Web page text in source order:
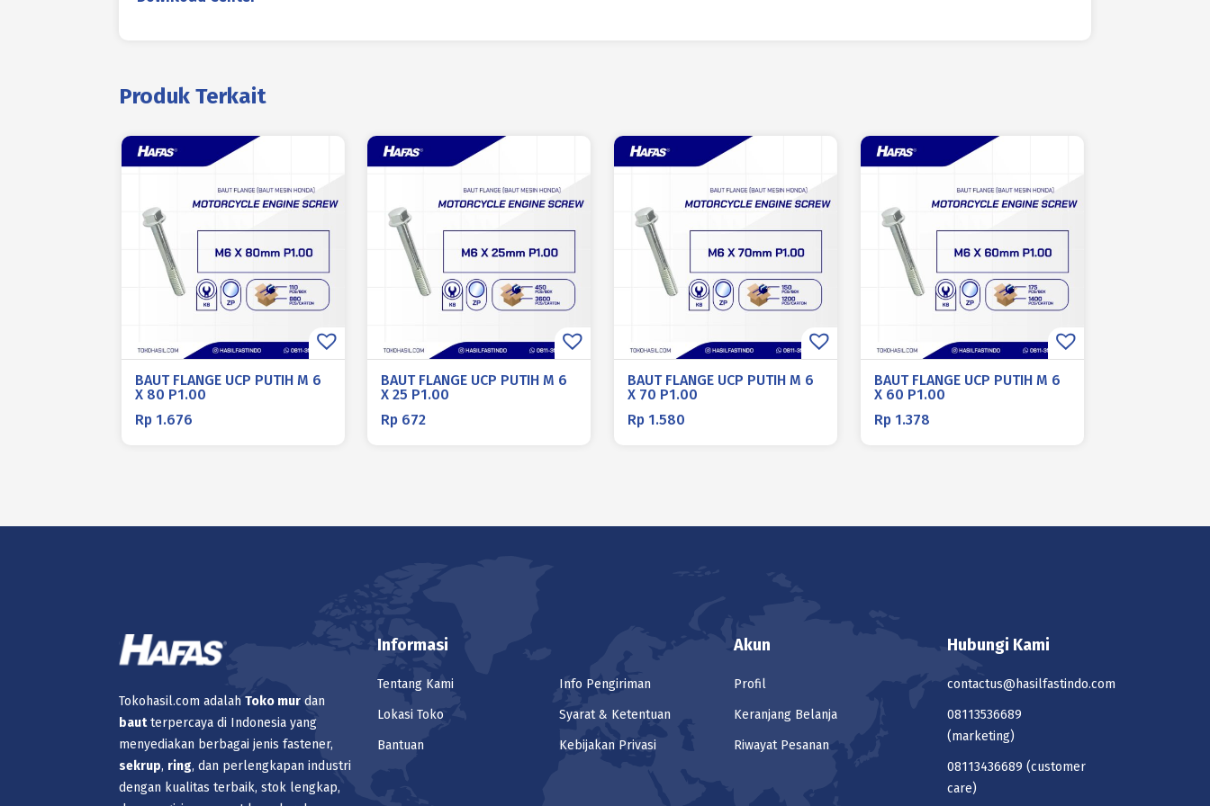
Produk Terkait
BAUT FLANGE UCP PUTIH M 6
X 80 P1.00
Rp 1.676
BAUT FLANGE UCP PUTIH M 6
X 25 P1.00
Rp 672
BAUT FLANGE UCP PUTIH M 6
X 70 P1.00
Rp 1.580
BAUT FLANGE UCP PUTIH M 6
X 60 P1.00
Rp 1.378
Tokohasil.com adalah Toko mur dan
bautterpercaya di Indonesia yang
menyediakan berbagai jenis fastener,
sekrup, ring, dan perlengkapan industri
dengan kualitas terbaik, stok lengkap,
Informasi
Tentang Kami
Lokasi Toko
Bantuan
Info Pengiriman
Syarat & Ketentuan
Kebijakan Privasi
Akun
Profil
Keranjang Belanja
Riwayat Pesanan
Hubungi Kami
contactus@hasilfastindo.com
08113536689
(marketing)
08113436689 (customer
care)